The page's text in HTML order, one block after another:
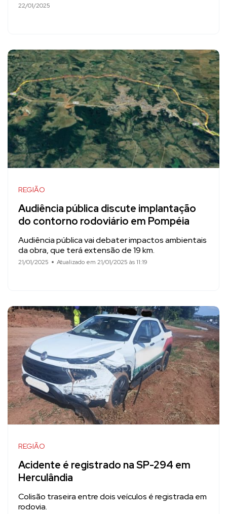
22/01/2025
REGIÃO
Audiência pública discute implantação
do contorno rodoviário em Pompéia
Audiência pública vai debater impactos ambientais
da obra, que terá extensão de 19 km.
21/01/2025 Atualizado em 21/01/2025 às 11:19
REGIÃO
Acidente é registrado na SP-294 em
Herculândia
Colisão traseira entre dois veículos é registrada em
rodovia.